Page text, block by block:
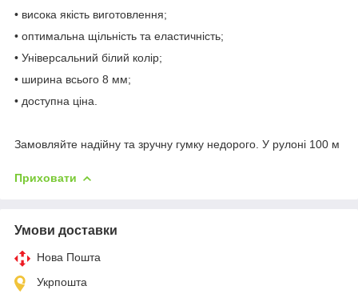
• висока якість виготовлення;
• оптимальна щільність та еластичність;
• Універсальний білий колір;
• ширина всього 8 мм;
• доступна ціна.
Замовляйте надійну та зручну гумку недорого. У рулоні 100 м
Приховати
Умови доставки
Нова Пошта
Укрпошта